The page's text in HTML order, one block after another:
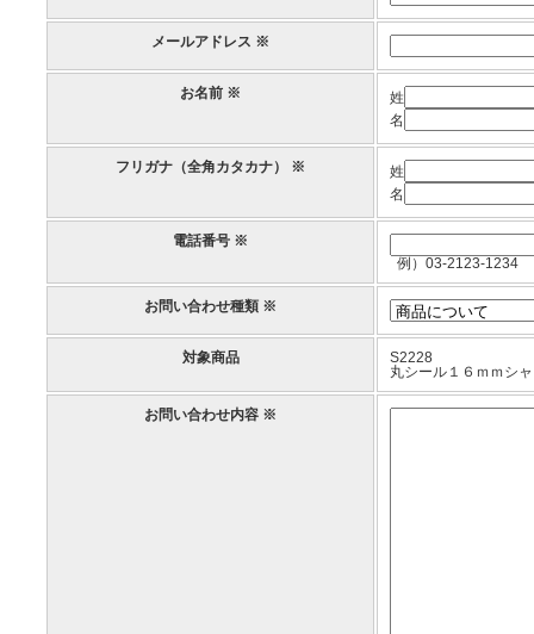
メールアドレス ※
お名前 ※
姓
名
フリガナ（全角カタカナ） ※
姓
名
電話番号 ※
例）03-2123-1234
お問い合わせ種類 ※
対象商品
S2228
丸シール１６ｍｍシ
お問い合わせ内容 ※